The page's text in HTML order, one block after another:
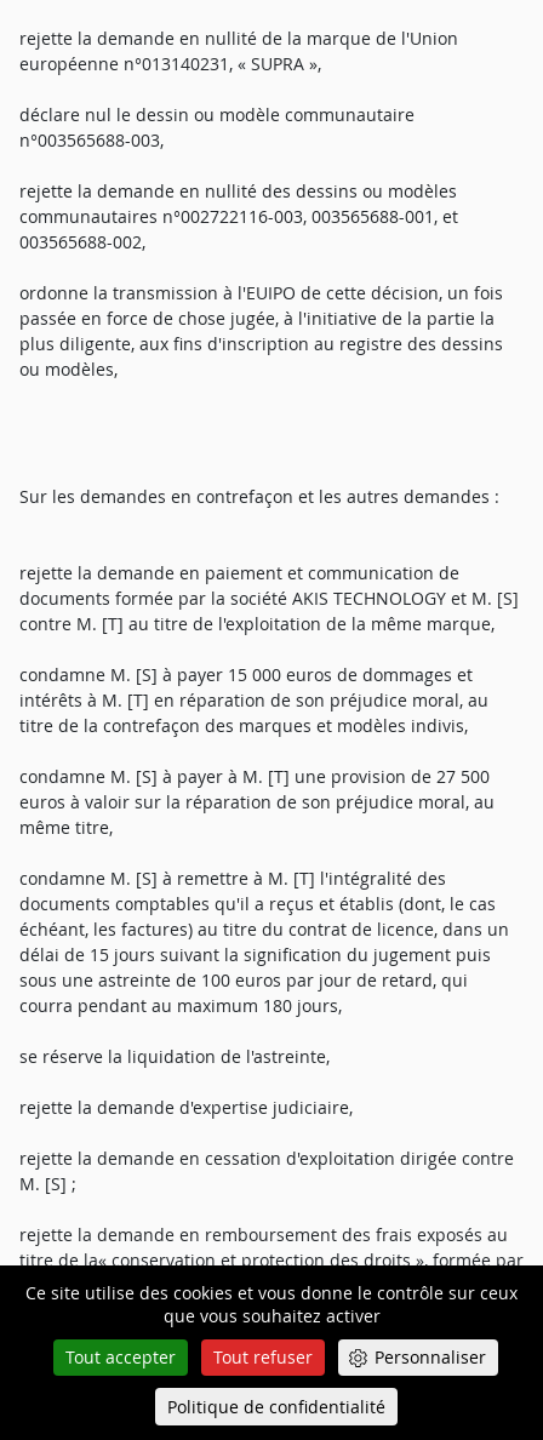
Ce site utilise des cookies et vous donne le contrôle sur ceux
que vous souhaitez activer
Tout accepter
Tout refuser Personnaliser
Politique de confidentialité
rejette la demande en nullité de la marque de l'Union
européenne n°013140231, « SUPRA »,
déclare nul le dessin ou modèle communautaire
n°003565688-003,
rejette la demande en nullité des dessins ou modèles
communautaires n°002722116-003, 003565688-001, et
003565688-002,
ordonne la transmission à l'EUIPO de cette décision, un fois
passée en force de chose jugée, à l'initiative de la partie la
plus diligente, aux fins d'inscription au registre des dessins
ou modèles,
Sur les demandes en contrefaçon et les autres demandes :
rejette la demande en paiement et communication de
documents formée par la société AKIS TECHNOLOGY et M. [S]
contre M. [T] au titre de l'exploitation de la même marque,
condamne M. [S] à payer 15 000 euros de dommages et
intérêts à M. [T] en réparation de son préjudice moral, au
titre de la contrefaçon des marques et modèles indivis,
condamne M. [S] à payer à M. [T] une provision de 27 500
euros à valoir sur la réparation de son préjudice moral, au
même titre,
condamne M. [S] à remettre à M. [T] l'intégralité des
documents comptables qu'il a reçus et établis (dont, le cas
échéant, les factures) au titre du contrat de licence, dans un
délai de 15 jours suivant la signification du jugement puis
sous une astreinte de 100 euros par jour de retard, qui
courra pendant au maximum 180 jours,
se réserve la liquidation de l'astreinte,
rejette la demande d'expertise judiciaire,
rejette la demande en cessation d'exploitation dirigée contre
M. [S] ;
rejette la demande en remboursement des frais exposés au
titre de la« conservation et protection des droits », formée par
la société AKIS TECHNOLOGY et M. [S],
condamne M. [S] aux dépens, ainsi qu'à payer 10 000 euros à
M. [T] au titre de l'article 700 du code de procédure civile,
rejette la demande de la société AKIS TECHNOLOGY à ce titre,
Queue-Fair